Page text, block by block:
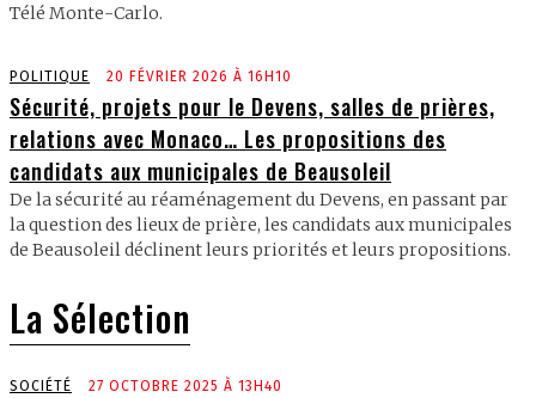
Télé Monte-Carlo.
POLITIQUE 20 FÉVRIER 2026 À 16H10
Sécurité, projets pour le Devens, salles de prières,
relations avec Monaco… Les propositions des
candidats aux municipales de Beausoleil
De la sécurité au réaménagement du Devens, en passant par
la question des lieux de prière, les candidats aux municipales
de Beausoleil déclinent leurs priorités et leurs propositions.
La Sélection
SOCIÉTÉ 27 OCTOBRE 2025 À 13H40